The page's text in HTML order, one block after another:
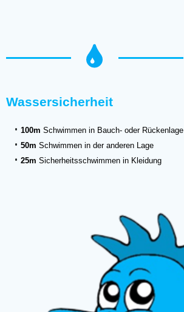
Wassersicherheit
100m Schwimmen in Bauch- oder Rückenlage
50m Schwimmen in der anderen Lage
25m Sicherheitsschwimmen in Kleidung